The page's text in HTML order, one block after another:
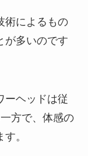
術によるもの
が多いのです
ーヘッドは従
方で、体感の
。